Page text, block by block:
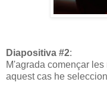
Diapositiva #2:
M'agrada començar
aquest cas he